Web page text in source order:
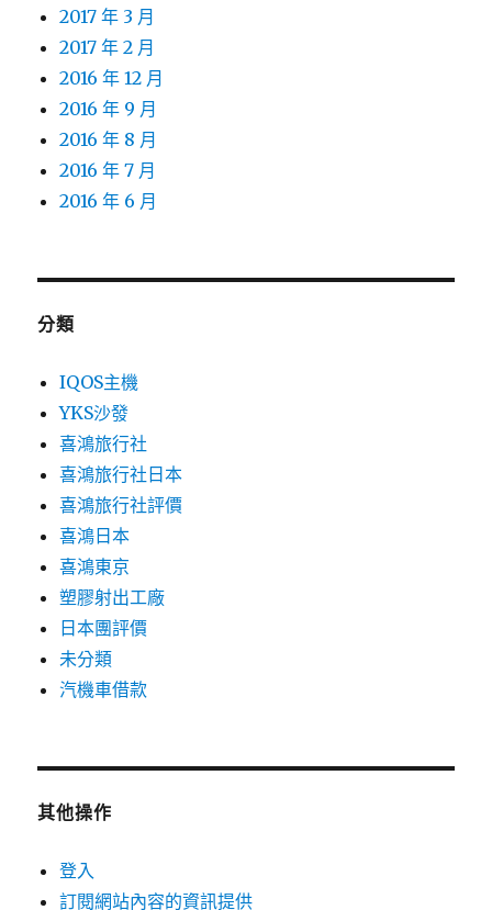
2017 年 3 月
2017 年 2 月
2016 年 12 月
2016 年 9 月
2016 年 8 月
2016 年 7 月
2016 年 6 月
分類
IQOS主機
YKS沙發
喜鴻旅行社
喜鴻旅行社日本
喜鴻旅行社評價
喜鴻日本
喜鴻東京
塑膠射出工廠
日本團評價
未分類
汽機車借款
其他操作
登入
訂閱網站內容的資訊提供